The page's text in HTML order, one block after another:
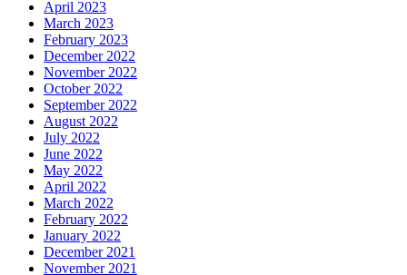
April 2023
March 2023
February 2023
December 2022
November 2022
October 2022
September 2022
August 2022
July 2022
June 2022
May 2022
April 2022
March 2022
February 2022
January 2022
December 2021
November 2021